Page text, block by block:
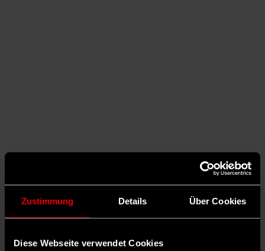
Zustimmung Details Über Cookies
Diese Webseite verwendet Cookies